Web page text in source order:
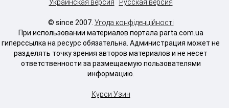
Украинская версия Русская версия
© since 2007. Угода конфіденційності
При использовании материалов портала parta.com.ua
гиперссылка на ресурс обязательна. Администрация может не
разделять точку зрения авторов материалов и не несет
ответственности за размещаемую пользователями
информацию.
Курси Узин